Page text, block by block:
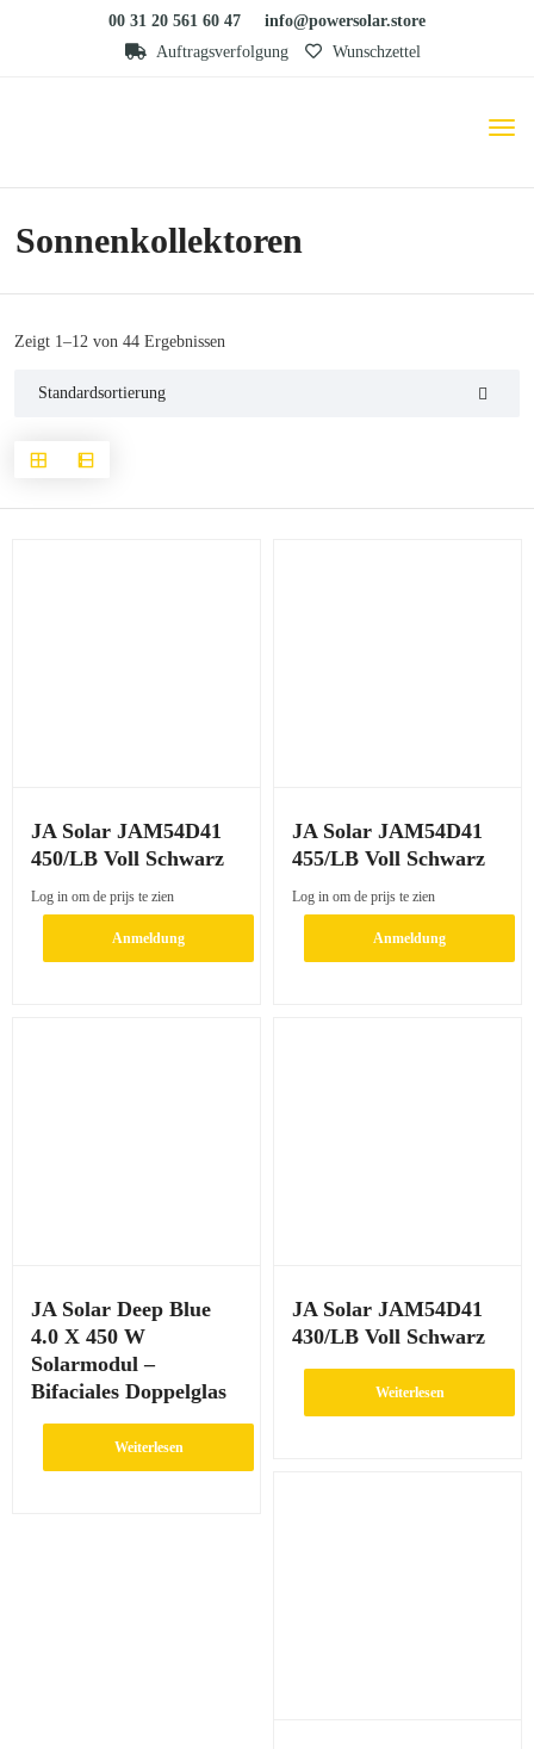
00 31 20 561 60 47
info@powersolar.store
Auftragsverfolgung
Wunschzettel
Sonnenkollektoren
Zeigt 1–12 von 44 Ergebnissen
JA Solar JAM54D41
450/LB Voll Schwarz
Log in om de prijs te zien
Anmeldung
JA Solar JAM54D41
455/LB Voll Schwarz
Log in om de prijs te zien
Anmeldung
JA Solar Deep Blue
4.0 X 450 W
Solarmodul –
Bifaciales Doppelglas
Weiterlesen
JA Solar JAM54D41
430/LB Voll Schwarz
Weiterlesen